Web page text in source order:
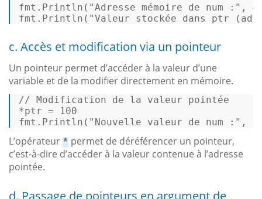
fmt. Println ( "Adresse mémoire de num :" ,
fmt. Println ( "Valeur stockée dans ptr
c. Accès et modification via un pointeur
Un pointeur permet d’accéder à la valeur d’une
variable et de la modifier directement en mémoire.
// Modification de la valeur pointée
*ptr =
100
fmt. Println ( "Nouvelle valeur de num :" ,
L’opérateur * permet de déréférencer un pointeur,
c’est-à-dire d’accéder à la valeur contenue à l’adresse
pointée.
d. Passage de pointeurs en argument de